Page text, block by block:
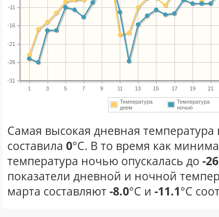
1 3 5 7 9 11 13 15 17 19 21
-31
-26
-21
-16
-11
Температура
днем
Температура
ночью
Самая высокая дневная температура
составила 0°С. В то время как
температура ночью опускалась до -26
показатели дневной и ночной
марта составляют-8.0°С и -11.1°С